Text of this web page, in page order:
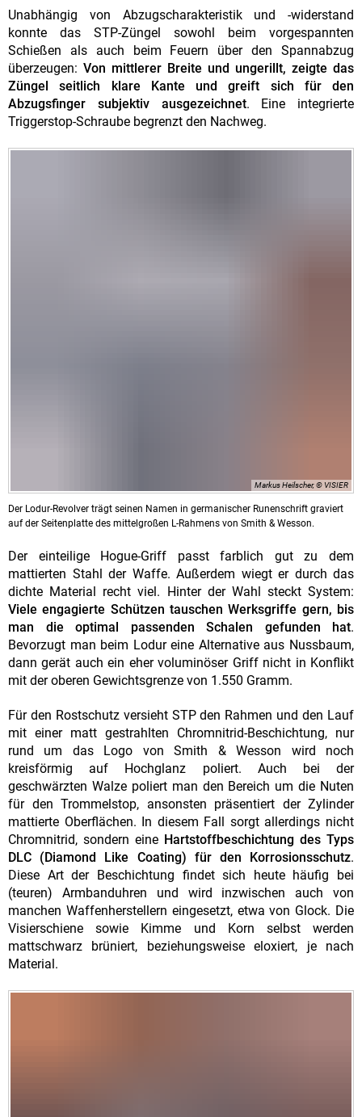
Unabhängig von Abzugscharakteristik und -widerstand
konnte das STP-Züngel sowohl beim vorgespannten
Schießen als auch beim Feuern über den Spannabzug
überzeugen: Von mittlerer Breite und ungerillt, zeigte das
Züngel seitlich klare Kante und greift sich für den
Abzugsfinger subjektiv ausgezeichnet. Eine integrierte
Triggerstop-Schraube begrenzt den Nachweg.
Markus Heilscher, © VISIER
Der Lodur-Revolver trägt seinen Namen in germanischer Runenschrift graviert
auf der Seitenplatte des mittelgroßen L-Rahmens von Smith & Wesson.
Der einteilige Hogue-Griff passt farblich gut zu dem
mattierten Stahl der Waffe. Außerdem wiegt er durch das
dichte Material recht viel. Hinter der Wahl steckt System:
Viele engagierte Schützen tauschen Werksgriffe gern, bis
man die optimal passenden Schalen gefunden hat.
Bevorzugt man beim Lodur eine Alternative aus Nussbaum,
dann gerät auch ein eher voluminöser Griff nicht in Konflikt
mit der oberen Gewichtsgrenze von 1.550 Gramm.
Für den Rostschutz versieht STP den Rahmen und den Lauf
mit einer matt gestrahlten Chromnitrid-Beschichtung, nur
rund um das Logo von Smith & Wesson wird noch
kreisförmig auf Hochglanz poliert. Auch bei der
geschwärzten Walze poliert man den Bereich um die Nuten
für den Trommelstop, ansonsten präsentiert der Zylinder
mattierte Oberflächen. In diesem Fall sorgt allerdings nicht
Chromnitrid, sondern eine Hartstoffbeschichtung des Typs
DLC (Diamond Like Coating) für den Korrosionsschutz.
Diese Art der Beschichtung findet sich heute häufig bei
(teuren) Armbanduhren und wird inzwischen auch von
manchen Waffenherstellern eingesetzt, etwa von Glock. Die
Visierschiene sowie Kimme und Korn selbst werden
mattschwarz brüniert, beziehungsweise eloxiert, je nach
Material.